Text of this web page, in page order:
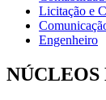
Licitação e
Engenheiro
NÚCLEOS